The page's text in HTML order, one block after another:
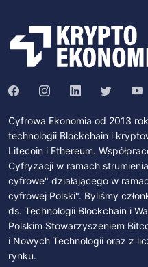
Cyfrowa Ekonomia od 2013
technologii Blockchain i
Litecoin i Ethereum.
Cyfryzacji w ramach
cyfrowe" działającego w
cyfrowej Polski". Byliśmy
ds. Technologii Blockchain i
Polskim Stowarzyszeniem
i Nowych Technologii oraz z
rynku.